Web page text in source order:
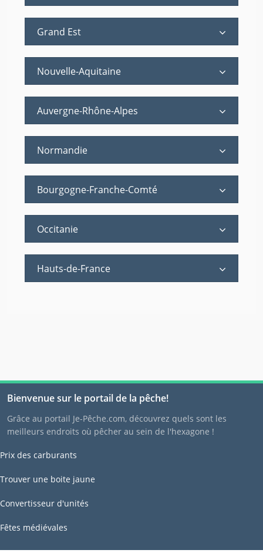
Grand Est
Nouvelle-Aquitaine
Auvergne-Rhône-Alpes
Normandie
Bourgogne-Franche-Comté
Occitanie
Hauts-de-France
Bienvenue sur le portail de la pêche!
Grâce au portail Je-Pêche.com, découvrez quels sont les
meilleurs endroits où pêcher au sein de l'hexagone !
Prix des carburants
Trouver une boite jaune
Convertisseur d'unités
Fêtes médiévales